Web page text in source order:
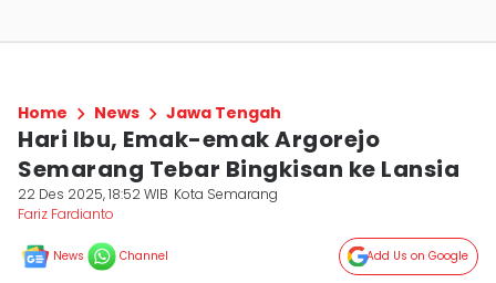
Home News Jawa Tengah
Hari Ibu, Emak-emak Argorejo
Semarang Tebar Bingkisan ke Lansia
22 Des 2025, 18:52 WIB Kota Semarang
Fariz Fardianto
News Channel Add Us on Google